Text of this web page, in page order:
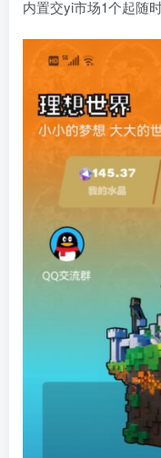
内置交yi市场1个起随